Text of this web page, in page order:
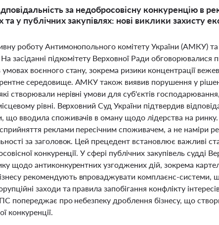
за недобросовісну конкуренцію в
у публічних закупівлях: нові виклики захисту
роботу Антимонопольного комітету України (АМКУ) та
засіданні підкомітету Верховної Ради обговорювалися
воєнного стану, зокрема ризики концентрації
середовище. АМКУ також виявив порушення у
створювали нерівні умови для суб'єктів
рівні. Верховний Суд України підтвердив
що вводила споживачів в оману щодо лідерства на
реклами пересічним споживачем, а не наміри
за заголовок. Цей прецедент встановлює важливі
конкуренції. У сфері публічних закупівель судді
щодо антиконкурентних узгоджених дій, зокрема
рекомендують впроваджувати комплаєнс-системи,
заходи та правила запобігання конфлікту
попереджає про небезпеку дроблення бізнесу, що
конкуренції.